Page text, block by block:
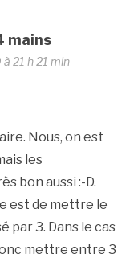
mains
21 h 21 min
Nous, on est
les
bon aussi :-D.
est de mettre le
par 3. Dans le cas
mettre entre 3